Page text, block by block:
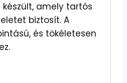
amely tartós
biztosít. A
és tökéletesen